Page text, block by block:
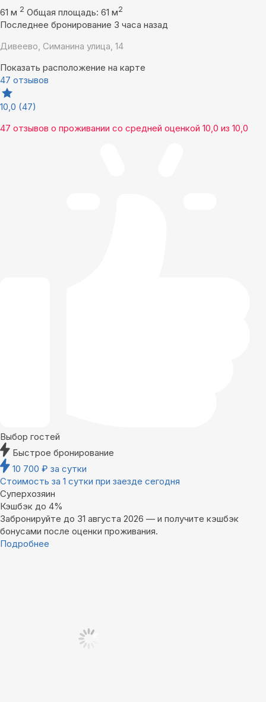
61 м 2 Общая площадь: 61 м2
Последнее бронирование 3 часа назад
Дивеево, Симанина улица, 14
Показать расположение на карте
47 отзывов
10,0 (47)
47 отзывов о проживании со средней оценкой 10,0 из 10,0
Выбор гостей
Быстрое бронирование
10 700 ₽ за сутки
Стоимость за 1 сутки при заезде сегодня
Суперхозяин
Кэшбэк до 4%
Забронируйте до 31 августа 2026 — и получите кэшбэк
бонусами после оценки проживания.
Подробнее